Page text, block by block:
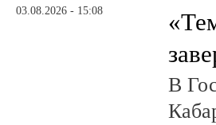
03.08.2026 - 15:08
В